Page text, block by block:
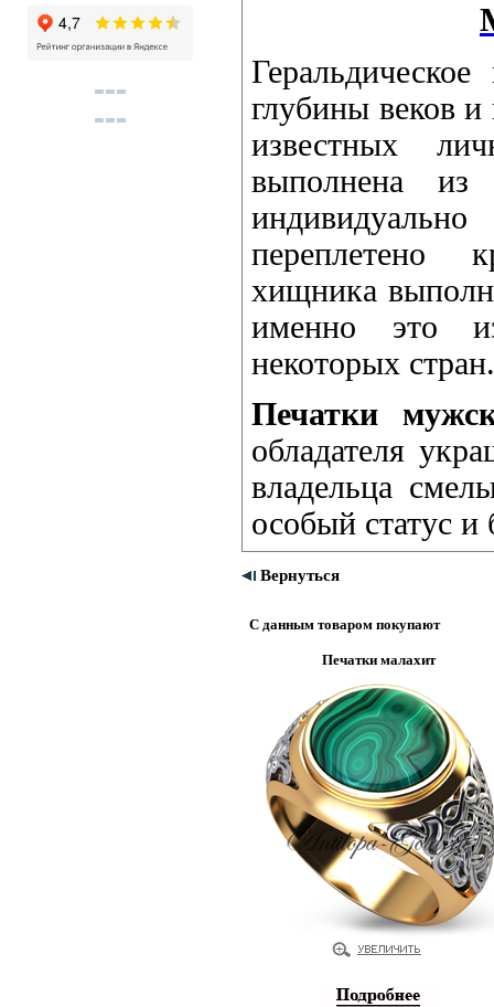
глубины веков и
известных
выполнена из
переплетено
хищника
именно это
некоторых стран.
Печатки
обладателя
владельца
особый статус и
Вернуться
С данным товаром покупают
Печатки малахит